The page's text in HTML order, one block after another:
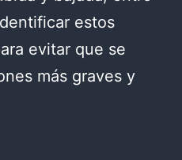
estos
evitar que se
más graves y